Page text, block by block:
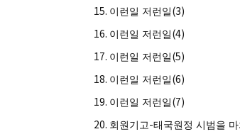
15. 이런일 저런일 (3)
16. 이런일 저런일 (4)
17. 이런일 저런일 (5)
18. 이런일 저런일 (6)
19. 이런일 저런일 (7)
20. 회원기고-태국원정 시범을 마